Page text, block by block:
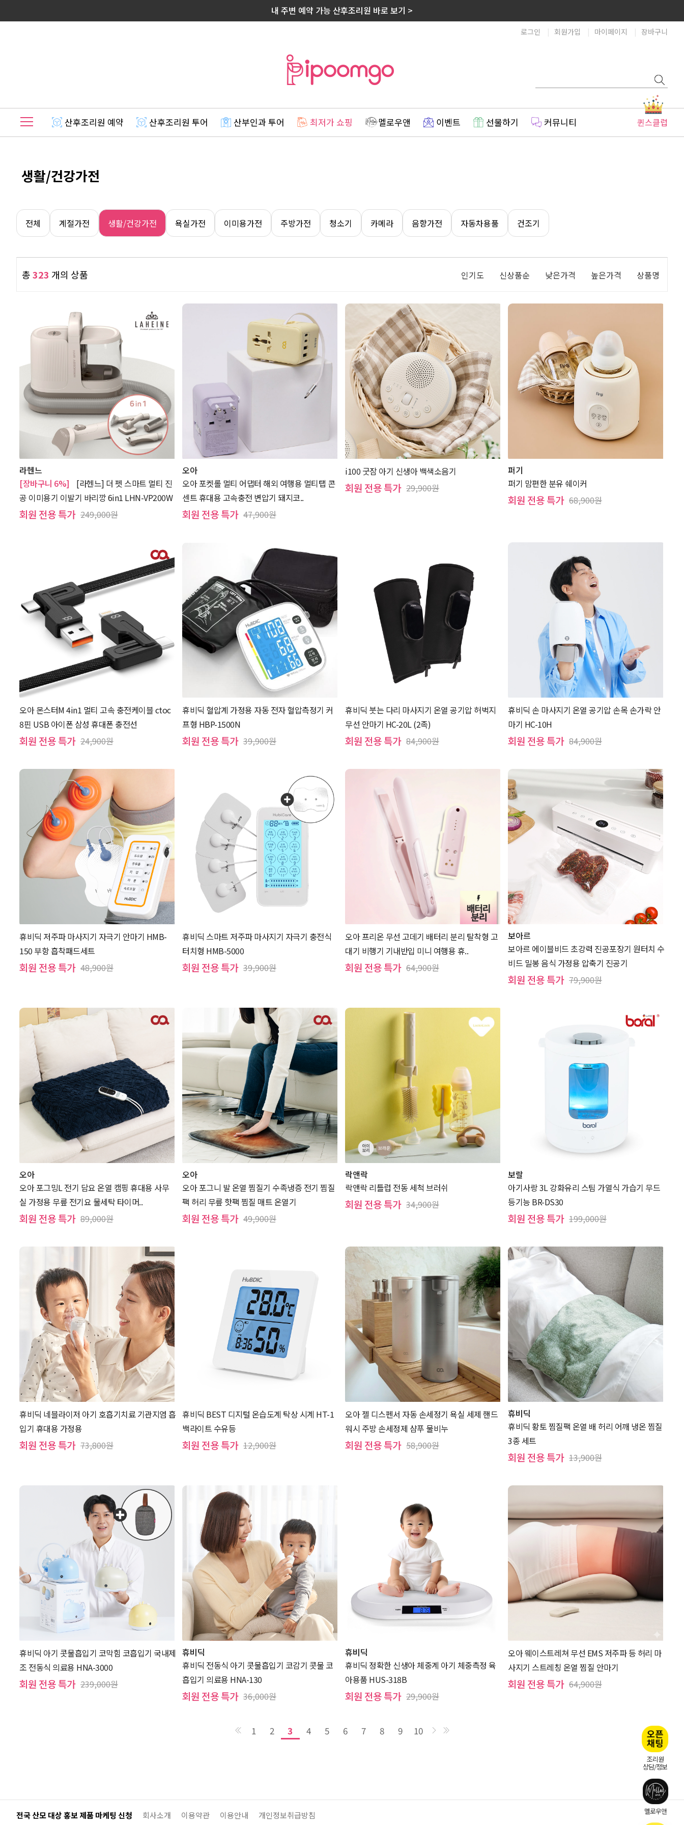
내 주변 예약 가능 산후조리원 바로 보기 >
로그인 회원가입 마이페이지 장바구니
산후조리원 예약 산후조리원 투어 산부인과 투어 최저가 쇼핑 멜로우앤 이벤트 선물하기 커뮤니티 퀸스클럽
생활/건강가전
전체 계절가전 생활/건강가전 욕실가전 이미용가전 주방가전 청소기 카메라 음향가전 자동차용품 건조기
총323 개의 상품 인기도 신상품순 낮은가격 높은가격 상품명
라헨느
[장바구니 6%]
[라헨느] 더 펫 스마트 멀티 진
공 이미용기 이발기 바리깡 6in1 LHN-VP200W
회원 전용 특가 249,000원
오아
오아 포켓롤 멀티 어댑터 해외 여행용 멀티탭 콘
센트 휴대용 고속충전 변압기 돼지코..
회원 전용 특가 47,900원
i100 굿잠 아기 신생아 백색소음기
회원 전용 특가 29,900원
퍼기
퍼기 맘편한 분유 쉐이커
회원 전용 특가 68,900원
오아 몬스터M 4in1 멀티 고속 충전케이블 ctoc
8핀 USB 아이폰 삼성 휴대폰 충전선
회원 전용 특가 24,900원
휴비딕 혈압계 가정용 자동 전자 혈압측정기 커
프형 HBP-1500N
회원 전용 특가 39,900원
휴비딕 붓는 다리 마사지기 온열 공기압 허벅지
무선 안마기 HC-20L (2족)
회원 전용 특가 84,900원
휴비딕 손 마사지기 온열 공기압 손목 손가락 안
마기 HC-10H
회원 전용 특가 84,900원
휴비딕 저주파 마사지기 자극기 안마기 HMB-
150 부항 흡착패드세트
회원 전용 특가 48,900원
휴비딕 스마트 저주파 마사지기 자극기 충전식
터치형 HMB-5000
회원 전용 특가 39,900원
오아 프리온 무선 고데기 배터리 분리 탈착형 고
대기 비행기 기내반입 미니 여행용 휴..
회원 전용 특가 64,900원
보아르
보아르 에이블비드 초강력 진공포장기 원터치 수
비드 밀봉 음식 가정용 압축기 진공기
회원 전용 특가 79,900원
오아
오아 포그밍L 전기 담요 온열 캠핑 휴대용 사무
실 가정용 무릎 전기요 물세탁 타이머..
회원 전용 특가 89,000원
오아
오아 포그니 발 온열 찜질기 수족냉증 전기 찜질
팩 허리 무릎 핫팩 찜질 매트 온열기
회원 전용 특가 49,900원
락앤락
락앤락 리틀럽 전동 세척 브러쉬
회원 전용 특가 34,900원
보랄
아기사랑 3L 강화유리 스팀 가열식 가습기 무드
등기능 BR-DS30
회원 전용 특가 199,000원
휴비딕 네블라이저 아기 호흡기치료 기관지염 흡
입기 휴대용 가정용
회원 전용 특가 73,800원
휴비딕 BEST 디지털 온습도계 탁상 시계 HT-1
백라이트 수유등
회원 전용 특가 12,900원
오아 젤 디스펜서 자동 손세정기 욕실 세제 핸드
워시 주방 손세정제 샴푸 물비누
회원 전용 특가 58,900원
휴비딕
휴비딕 황토 찜질팩 온열 배 허리 어깨 냉온 찜질
3종 세트
회원 전용 특가 13,900원
휴비딕 아기 콧물흡입기 코막힘 코흡입기 국내제
조 전동식 의료용 HNA-3000
회원 전용 특가 239,000원
휴비딕
휴비딕 전동식 아기 콧물흡입기 코감기 콧물 코
흡입기 의료용 HNA-130
회원 전용 특가 36,000원
휴비딕
휴비딕 정확한 신생아 체중계 아기 체중측정 육
아용품 HUS-318B
회원 전용 특가 29,900원
오아 웨이스트레쳐 무선 EMS 저주파 등 허리 마
사지기 스트레칭 온열 찜질 안마기
회원 전용 특가 64,900원
1 2 3 4 5 6 7 8 9 10
전국 산모 대상 홍보 제품 마케팅 신청 회사소개 이용약관 이용안내 개인정보취급방침
조리원
상담/정보
멜로우앤